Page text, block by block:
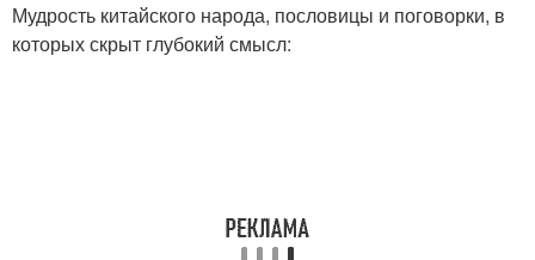
Мудрость китайского народа, пословицы и поговорки, в
которых скрыт глубокий смысл: